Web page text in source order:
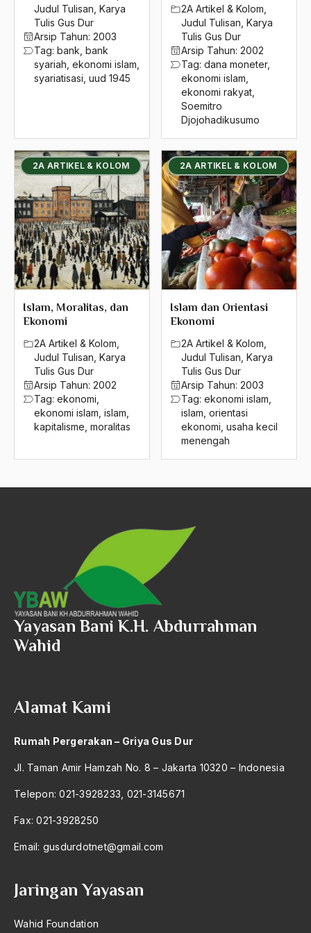
Judul Tulisan Karya
Tulis Gus Dur
Arsip Tahun: 2003
Tag: bank bank
syariah ekonomi islam
syariatisasi uud 1945
2A Artikel & Kolom
Judul Tulisan Karya
Tulis Gus Dur
Arsip Tahun: 2002
Tag: dana moneter,
ekonomi islam
ekonomi rakyat
Soemitro
Djojohadikusumo
2A ARTIKEL & KOLOM
Islam, Moralitas, dan
Ekonomi
2A Artikel & Kolom
Judul Tulisan Karya
Tulis Gus Dur
Arsip Tahun: 2002
Tag: ekonomi
ekonomi islam islam
kapitalisme moralitas
2A ARTIKEL & KOLOM
Islam dan Orientasi
Ekonomi
2A Artikel & Kolom
Judul Tulisan Karya
Tulis Gus Dur
Arsip Tahun: 2003
Tag: ekonomi islam
islam orientasi
ekonomi usaha kecil
menengah
2016
2015
2014
2013
2011
2010
2009
2008
2007
2006
2004
2003
2002
2001
2000
1993
1992
1989
1988
1987
1986
1985
1984
1981
eksklusivisme
Eksklusivistis
Ekspor
Elite tanding
elitisme
Elitisme Ekonomi
Emasipasi
Emha Ainun Nadjib
Endang Saefudhin Anshar
Entitas Politik
era baru
Era Indonesia baru
Era Industrialisasi
Erman Suparno
Ernest renan
Esensi Demokrasi
Esensi Kemanuusiaan
Ethiopia
Etik Islam
Etika Sosial
etos kerja
Ettori Atali
Eufemisme
Evie tamala
Yayasan Bani K.H. Abdurrahman
Wahid
Alamat Kami
Rumah Pergerakan – Griya Gus Dur
Jl. Taman Amir Hamzah No. 8 – Jakarta 10320 – Indonesia
Telepon: 021-3928233, 021-3145671
Fax: 021-3928250
Email: gusdurdotnet@gmail.com
Jaringan Yayasan
Wahid Foundation